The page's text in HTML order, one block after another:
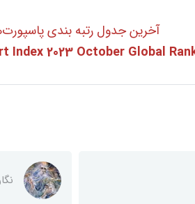
آخرین جدول رتبه بندی
Index 2023 October Global